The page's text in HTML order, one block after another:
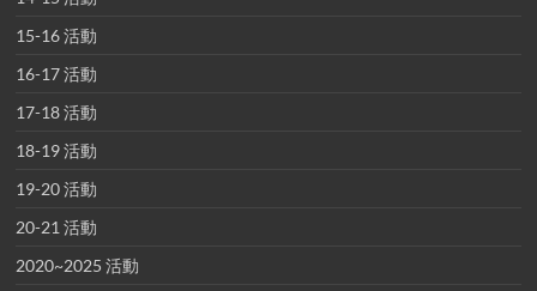
15-16 活動
16-17 活動
17-18 活動
18-19 活動
19-20 活動
20-21 活動
2020~2025 活動